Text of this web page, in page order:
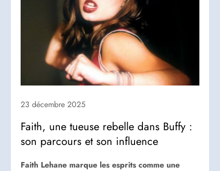
23 décembre 2025
Faith, une tueuse rebelle dans Buffy :
son parcours et son influence
Faith Lehane marque les esprits comme une